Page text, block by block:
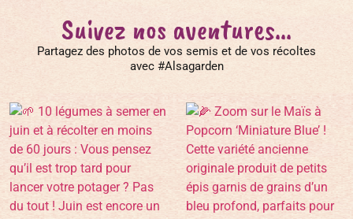
Suivez nos aventures...
Partagez des photos de vos semis et de vos récoltes
avec #Alsagarden